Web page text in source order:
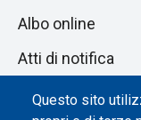
Questo sito
Albo online
Atti di notifica
Dichiarazione di